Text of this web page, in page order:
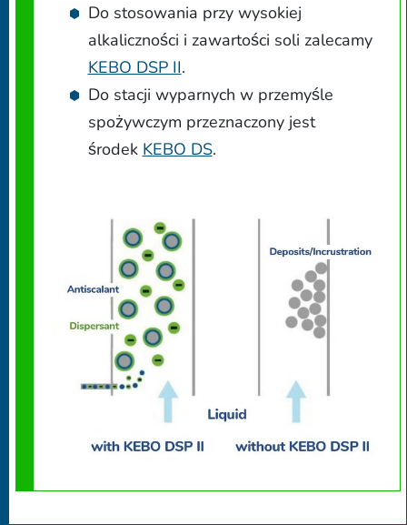
Do stosowania przy wysokiej
alkaliczności i zawartości soli zalecamy
KEBO DSP II.
Do stacji wyparnych w przemyśle
spożywczym przeznaczony jest
środek KEBO DS.